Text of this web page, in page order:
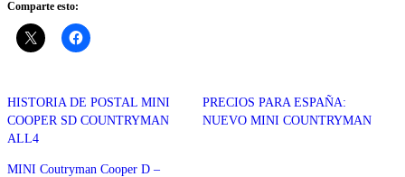
Comparte esto:
HISTORIA DE POSTAL MINI
COOPER SD COUNTRYMAN
ALL4
PRECIOS PARA ESPAÑA:
NUEVO MINI COUNTRYMAN
MINI Coutryman Cooper D –